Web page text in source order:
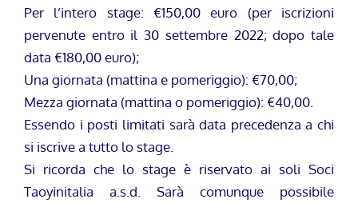
Per l’intero stage: €150,00 euro (per iscrizioni
pervenute entro il 30 settembre 2022; dopo tale
data €180,00 euro);
Una giornata (mattina e pomeriggio): €70,00;
Mezza giornata (mattina o pomeriggio): €40,00.
Essendo i posti limitati sarà data precedenza a chi
si iscrive a tutto lo stage.
Si ricorda che lo stage è riservato ai soli Soci
Taoyinitalia a.s.d. Sarà comunque possibile